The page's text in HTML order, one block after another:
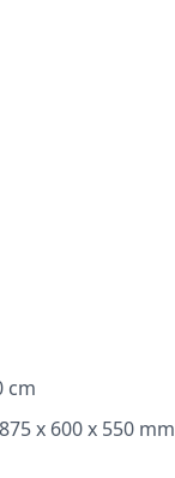
cm
x 600 x 550 mm